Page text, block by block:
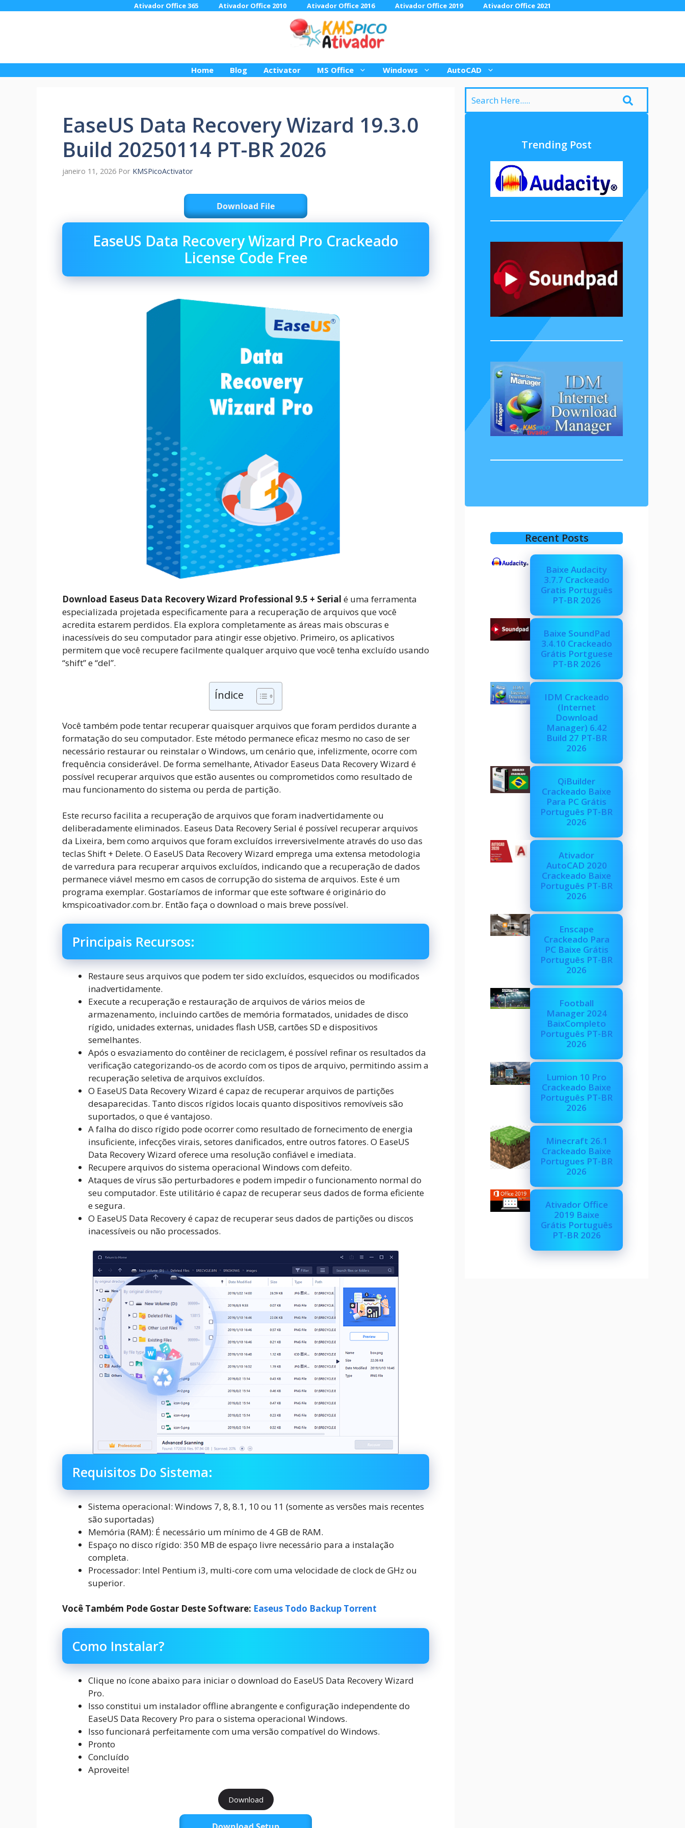
Ativador Office 365 Ativador Office 2010 Ativador Office 2016 Ativador Office 2019 Ativador Office 2021
Home Blog Activator MS Office Windows AutoCAD
EaseUS Data Recovery Wizard 19.3.0
Build 20250114 PT-BR 2026
janeiro 11, 2026 Por KMSPicoActivator
Download File
EaseUS Data Recovery Wizard Pro Crackeado
License Code Free
Download Easeus Data Recovery Wizard Professional 9.5 + Serial é uma ferramenta
especializada projetada especificamente para a recuperação de arquivos que você
acredita estarem perdidos. Ela explora completamente as áreas mais obscuras e
inacessíveis do seu computador para atingir esse objetivo. Primeiro, os aplicativos
permitem que você recupere facilmente qualquer arquivo que você tenha excluído usando
“shift” e “del”.
Índice
Você também pode tentar recuperar quaisquer arquivos que foram perdidos durante a
formatação do seu computador. Este método permanece eficaz mesmo no caso de ser
necessário restaurar ou reinstalar o Windows, um cenário que, infelizmente, ocorre com
frequência considerável. De forma semelhante, Ativador Easeus Data Recovery Wizard é
possível recuperar arquivos que estão ausentes ou comprometidos como resultado de
mau funcionamento do sistema ou perda de partição.
Este recurso facilita a recuperação de arquivos que foram inadvertidamente ou
deliberadamente eliminados. Easeus Data Recovery Serial é possível recuperar arquivos
da Lixeira, bem como arquivos que foram excluídos irreversivelmente através do uso das
teclas Shift + Delete. O EaseUS Data Recovery Wizard emprega uma extensa metodologia
de varredura para recuperar arquivos excluídos, indicando que a recuperação de dados
permanece viável mesmo em casos de corrupção do sistema de arquivos. Este é um
programa exemplar. Gostaríamos de informar que este software é originário do
kmspicoativador.com.br. Então faça o download o mais breve possível.
Principais Recursos:
Restaure seus arquivos que podem ter sido excluídos, esquecidos ou modificados
inadvertidamente.
Execute a recuperação e restauração de arquivos de vários meios de
armazenamento, incluindo cartões de memória formatados, unidades de disco
rígido, unidades externas, unidades flash USB, cartões SD e dispositivos
semelhantes.
Após o esvaziamento do contêiner de reciclagem, é possível refinar os resultados da
verificação categorizando-os de acordo com os tipos de arquivo, permitindo assim a
recuperação seletiva de arquivos excluídos.
O EaseUS Data Recovery Wizard é capaz de recuperar arquivos de partições
desaparecidas. Tanto discos rígidos locais quanto dispositivos removíveis são
suportados, o que é vantajoso.
A falha do disco rígido pode ocorrer como resultado de fornecimento de energia
insuficiente, infecções virais, setores danificados, entre outros fatores. O EaseUS
Data Recovery Wizard oferece uma resolução confiável e imediata.
Recupere arquivos do sistema operacional Windows com defeito.
Ataques de vírus são perturbadores e podem impedir o funcionamento normal do
seu computador. Este utilitário é capaz de recuperar seus dados de forma eficiente
e segura.
O EaseUS Data Recovery é capaz de recuperar seus dados de partições ou discos
inacessíveis ou não processados.
Requisitos Do Sistema:
Sistema operacional: Windows 7, 8, 8.1, 10 ou 11 (somente as versões mais recentes
são suportadas)
Memória (RAM): É necessário um mínimo de 4 GB de RAM.
Espaço no disco rígido: 350 MB de espaço livre necessário para a instalação
completa.
Processador: Intel Pentium i3, multi-core com uma velocidade de clock de GHz ou
superior.
Você Também Pode Gostar Deste Software: Easeus Todo Backup Torrent
Como Instalar?
Clique no ícone abaixo para iniciar o download do EaseUS Data Recovery Wizard
Pro.
Isso constitui um instalador offline abrangente e configuração independente do
EaseUS Data Recovery Pro para o sistema operacional Windows.
Isso funcionará perfeitamente com uma versão compatível do Windows.
Pronto
Concluído
Aproveite!
Download
Trending Post
Recent Posts
Baixe Audacity
3.7.7 Crackeado
Gratis Português
PT-BR 2026
Baixe SoundPad
3.4.10 Crackeado
Grátis Portguese
PT-BR 2026
IDM Crackeado
(Internet
Download
Manager) 6.42
Build 27 PT-BR
2026
QiBuilder
Crackeado Baixe
Para PC Grátis
Português PT-BR
2026
Ativador
AutoCAD 2020
Crackeado Baixe
Português PT-BR
2026
Enscape
Crackeado Para
PC Baixe Grátis
Português PT-BR
2026
Football
Manager 2024
BaixCompleto
Português PT-BR
2026
Lumion 10 Pro
Crackeado Baixe
Português PT-BR
2026
Minecraft 26.1
Crackeado Baixe
Portugues PT-BR
2026
Ativador Office
2019 Baixe
Grátis Português
PT-BR 2026